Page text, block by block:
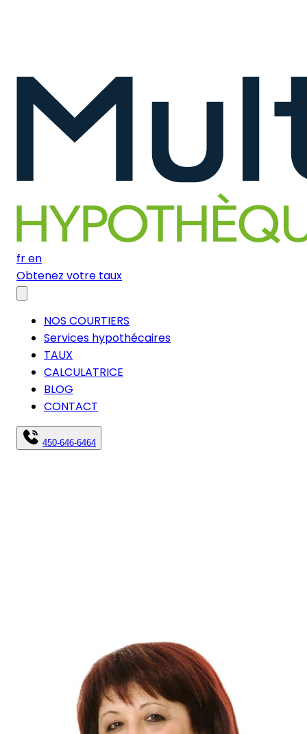
fren
Obtenez votre taux
NOS COURTIERS
Services hypothécaires
TAUX
CALCULATRICE
BLOG
CONTACT
450-646-6464